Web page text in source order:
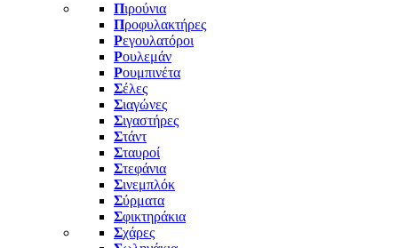
Πιρούνια
Προφυλακτήρες
Ρεγουλατόροι
Ρουλεμάν
Ρουμπινέτα
Σέλες
Σιαγώνες
Σιγαστήρες
Στάντ
Σταυροί
Στεφάνια
Σινεμπλόκ
Σύρματα
Σφικτηράκια
Σχάρες